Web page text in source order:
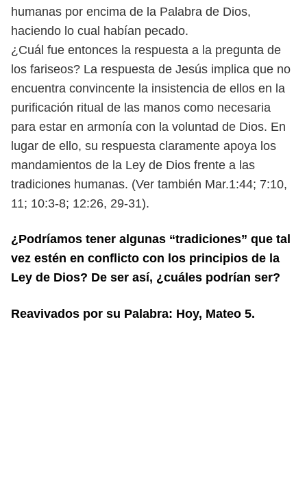
humanas por encima de la Palabra de Dios,
haciendo lo cual habían pecado.
¿Cuál fue entonces la respuesta a la pregunta de
los fariseos? La respuesta de Jesús implica que no
encuentra convincente la insistencia de ellos en la
purificación ritual de las manos como necesaria
para estar en armonía con la voluntad de Dios. En
lugar de ello, su respuesta claramente apoya los
mandamientos de la Ley de Dios frente a las
tradiciones humanas. (Ver también Mar.1:44; 7:10,
11; 10:3-8; 12:26, 29-31).
¿Podríamos tener algunas “tradiciones” que tal
vez estén en conflicto con los principios de la
Ley de Dios? De ser así, ¿cuáles podrían ser?
Reavivados por su Palabra: Hoy, Mateo 5.